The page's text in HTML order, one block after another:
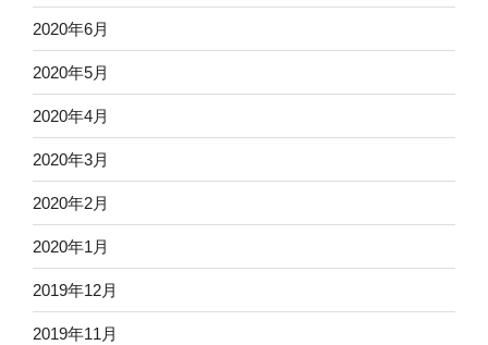
2020年6月
2020年5月
2020年4月
2020年3月
2020年2月
2020年1月
2019年12月
2019年11月